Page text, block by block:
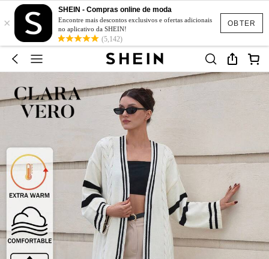
OBTER
×
SHEIN - Compras online de moda
Encontre mais descontos exclusivos e ofertas adicionais
no aplicativo da SHEIN!
(5,142)